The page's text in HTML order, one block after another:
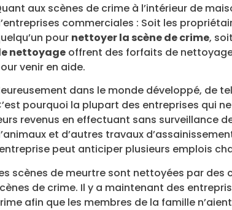
aux scènes de crime à l’intérieur de
commerciales : Soit les
pour nettoyer la scène de crime,
nettoyage offrent des forfaits de
venir en aide.
dans le monde développé, de
pourquoi la plupart des entreprises qui
revenus en effectuant sans surveillance
et d’autres travaux
peut anticiper plusieurs emplois
scènes de meurtre sont nettoyées par des
de crime. Il y a maintenant des
afin que les membres de la famille